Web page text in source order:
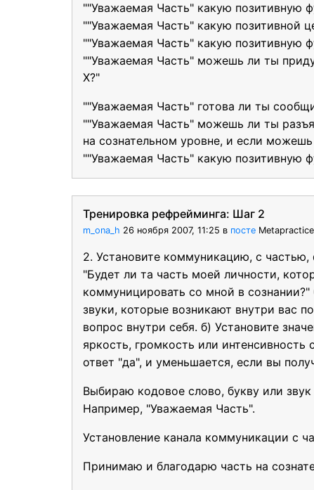
""Уважаемая Часть" какую позитивную
""Уважаемая Часть" какую позитивной
""Уважаемая Часть" какую позитивную
""Уважаемая Часть" можешь ли ты
Х?"
""Уважаемая Часть" готова ли ты
""Уважаемая Часть" можешь ли ты
на сознательном уровне, и если
""Уважаемая Часть" какую позитивную
Тренировка рефрейминга: Шаг 2
m_ona_h 26 ноября 2007, 11:25 в посте Metapractice
2. Установите коммуникацию, с частью,
"Будет ли та часть моей личности,
коммуницировать со мной в
звуки, которые возникают внутри вас
вопрос внутри себя. б) Установите
яркость, громкость или интенсивность
ответ "да", и уменьшается, если вы
Выбираю кодовое слово, букву или
Например, "Уважаемая Часть".
Установление канала коммуникации с
Принимаю и благодарю часть на